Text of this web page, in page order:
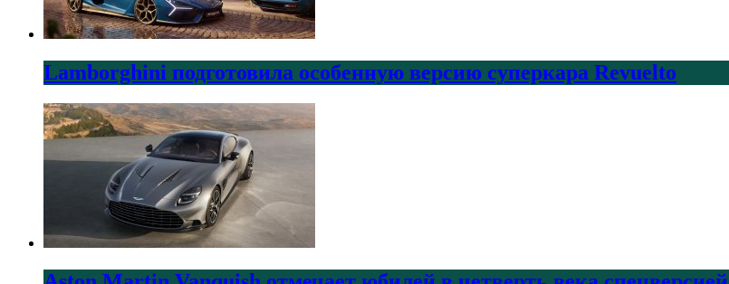
Lamborghini подготовила особенную версию суперкара Revuelto